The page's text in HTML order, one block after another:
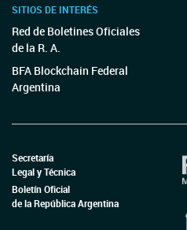
SITIOS DE INTERÉS
Red de Boletines Oficiales
de la R. A.
BFA Blockchain Federal
Argentina
Secretaría
Legal y Técnica
Boletín Oficial
de la República Argentina